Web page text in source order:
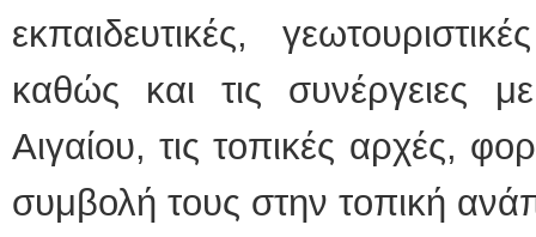
εκπαιδευτικές,
καθώς και τις συνέργειες
Αιγαίου, τις τοπικές αρχές,
συμβολή τους στην τοπική